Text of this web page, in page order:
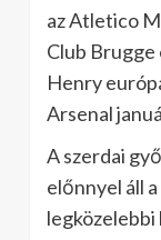
az Atletico
Club Brugge
Henry
Arsenal
A szerdai
előnnyel áll
legközelebbi